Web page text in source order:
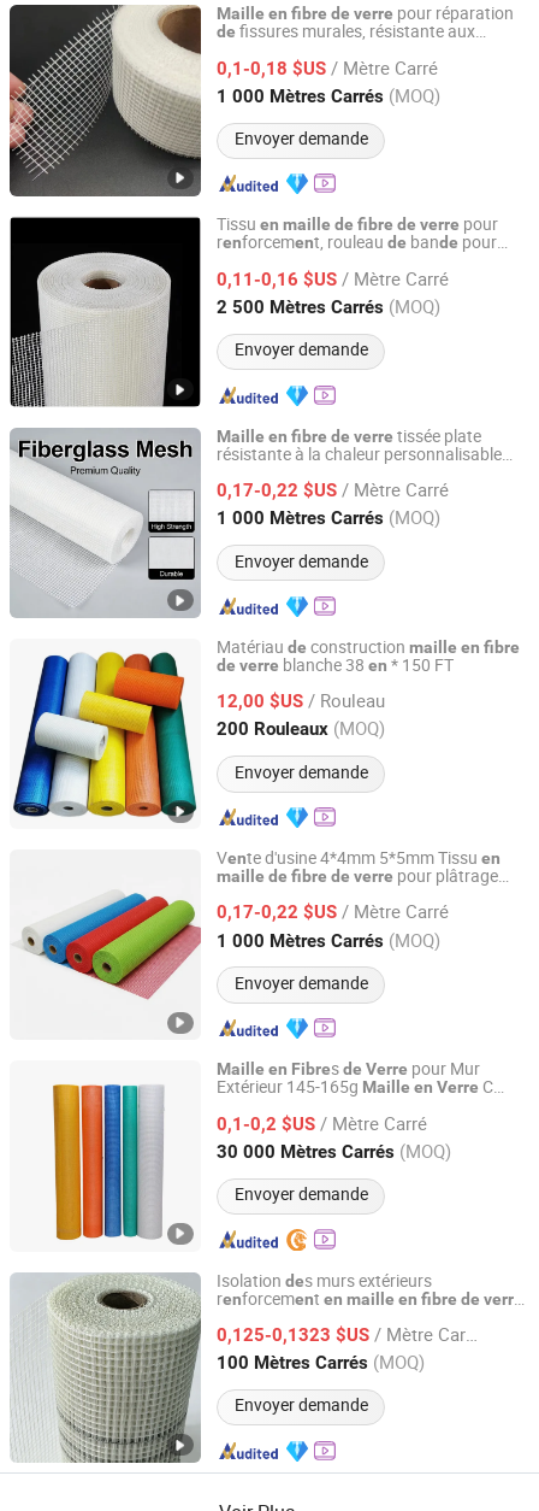
Maille en fibre de verre pour réparation
de fissures murales, résistante aux
en fibre de verre pour plâtrage intérieur
extérieur
0,1-0,18 $US / Mètre Carré
1 000 Mètres Carrés (MOQ)
Envoyer demande
Nanjing EFG Co., Ltd.
Jiangsu, China Depuis 2007
Tissu en maille de fibre de verre pour
renforcement, rouleau de bande pour
0,11-0,16 $US / Mètre Carré
2 500 Mètres Carrés (MOQ)
Envoyer demande
Anping Aobiao Wire Mesh Products Co., Ltd.
Hebei, China Depuis 2015
Maille en fibre de verre tissée plate
résistante à la chaleur personnalisable
0,17-0,22 $US / Mètre Carré
1 000 Mètres Carrés (MOQ)
Envoyer demande
Xuzhou Yongyou Glass Technology Co., Ltd.
Jiangsu, China Depuis 2026
Matériau de construction maille en fibre
de verre blanche 38 en * 150 FT
12,00 $US / Rouleau
200 Rouleaux (MOQ)
Envoyer demande
Shandong Best Import and Export Co., Ltd.
Shandong, China Depuis 2020
Vente d'usine 4*4mm 5*5mm Tissu en
maille de fibre de verre pour plâtrage
0,17-0,22 $US / Mètre Carré
1 000 Mètres Carrés (MOQ)
Envoyer demande
Xuzhou Yongyou Glass Technology Co., Ltd.
Jiangsu, China Depuis 2026
Maille en Fibresde Verre pour Mur
Extérieur 145-165g Maille en Verre C
Alcalins Prix d'UsineFibresde
Bâtimen t
0,1-0,2 $US / Mètre Carré
30 000 Mètres Carrés (MOQ)
Envoyer demande
Qinhuangdao Tongyu Building Material Co., Ltd.
Hebei, China Depuis 2023
Isolation des murs extérieurs
renforcement en maille en fibre de verre
0,125-0,1323 $US / Mètre Carré
100 Mètres Carrés (MOQ)
Envoyer demande
Cangzhou Shuoer Fiberglass Products Co., Ltd.
Hebei, China Depuis 2026